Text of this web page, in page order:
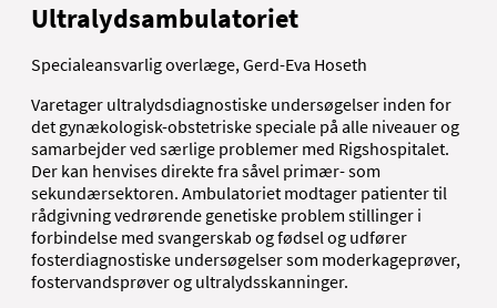
Ultralydsambulatoriet
Specialeansvarlig overlæge, Gerd-Eva Hoseth
Varetager ultralydsdiagnostiske undersøgelser inden for
det gynækologisk-obstetriske speciale på alle niveauer og
samarbejder ved særlige problemer med Rigshospitalet.
Der kan henvises direkte fra såvel primær- som
sekundærsektoren. Ambulatoriet modtager patienter til
rådgivning vedrørende genetiske problem stillinger i
forbindelse med svangerskab og fødsel og udfører
fosterdiagnostiske undersøgelser som moderkageprøver,
fostervandsprøver og ultralydsskanninger.